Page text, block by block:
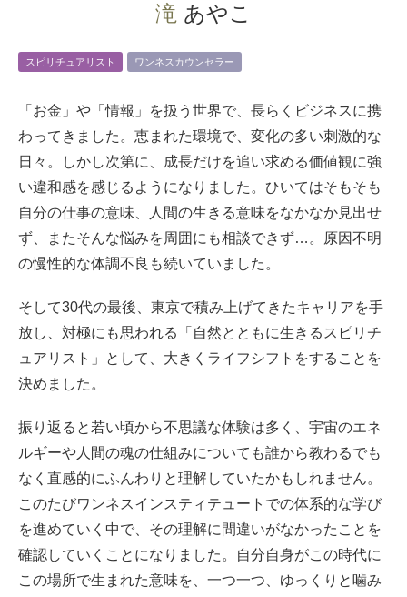
滝 あやこ
スピリチュアリスト ワンネスカウンセラー
「お金」や「情報」を扱う世界で、長らくビジネスに携
わってきました。恵まれた環境で、変化の多い刺激的な
日々。しかし次第に、成長だけを追い求める価値観に強
い違和感を感じるようになりました。ひいてはそもそも
自分の仕事の意味、人間の生きる意味をなかなか見出せ
ず、またそんな悩みを周囲にも相談できず…。原因不明
の慢性的な体調不良も続いていました。
そして30代の最後、東京で積み上げてきたキャリアを手
放し、対極にも思われる「自然とともに生きるスピリチ
ュアリスト」として、大きくライフシフトをすることを
決めました。
振り返ると若い頃から不思議な体験は多く、宇宙のエネ
ルギーや人間の魂の仕組みについても誰から教わるでも
なく直感的にふんわりと理解していたかもしれません。
このたびワンネスインスティテュートでの体系的な学び
を進めていく中で、その理解に間違いがなかったことを
確認していくことになりました。自分自身がこの時代に
この場所で生まれた意味を、一つ一つ、ゆっくりと噛み